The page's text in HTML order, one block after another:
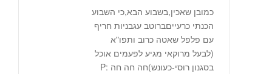
כמובן שאכין,בשבוע הבא,כי השבוע
הכנתי כרעייםברוטב עגבניות חריף
עם פלפל שאטה כרוב ותפו"א
(לבעל מרוקאי מגיע לפעמים אוכל
בסגנון רוסי-כעונש)חה חה חה :P